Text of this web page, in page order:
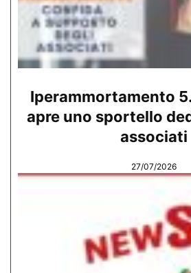
Iperammortamento
apre uno sportello
associati
27/07/2026